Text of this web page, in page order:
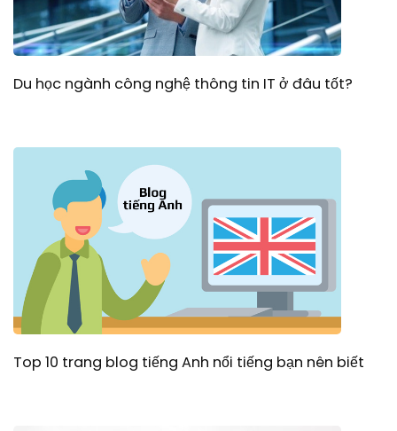
Du học ngành công nghệ thông tin IT ở đâu tốt?
Top 10 trang blog tiếng Anh nổi tiếng bạn nên biết